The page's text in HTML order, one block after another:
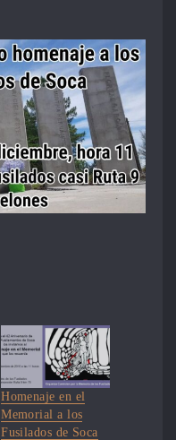
Homenaje en el
Memorial a los
Fusilados de Soca